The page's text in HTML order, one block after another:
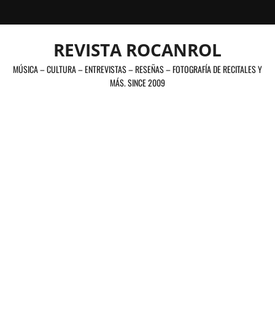
al
REVISTA ROCANROL
MÚSICA – CULTURA – ENTREVISTAS – RESEÑAS – FOTOGRAFÍA DE RECITALES Y
MÁS. SINCE 2009